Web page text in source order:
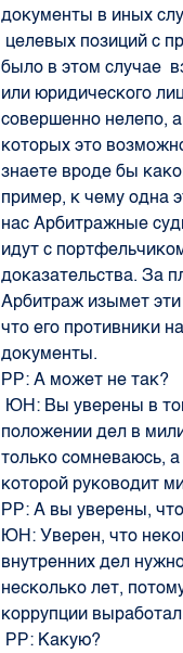
документы в иных
целевых позиций с
было в этом случае
или юридического
совершенно нелепо,
которых это
знаете вроде бы
пример, к чему одна
нас Арбитражные
идут с
доказательства. За
Арбитраж изымет
что его противники
документы.
РР:А может не так?
ЮН: Вы уверены в
положении дел в
только сомневаюсь,
которой руководит
РР:А вы уверены,
ЮН:Уверен, что
внутренних дел
несколько лет,
коррупции
РР: Какую?